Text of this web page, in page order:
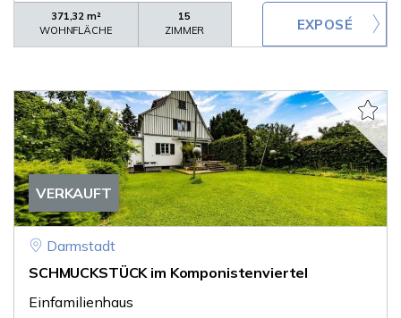
371,32 m²
WOHNFLÄCHE
15
ZIMMER
VERKAUFT
Darmstadt
SCHMUCKSTÜCK im Komponistenviertel
Einfamilienhaus